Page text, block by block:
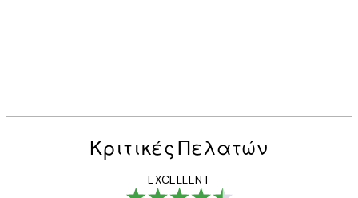
Κριτικές Πελατών
EXCELLENT